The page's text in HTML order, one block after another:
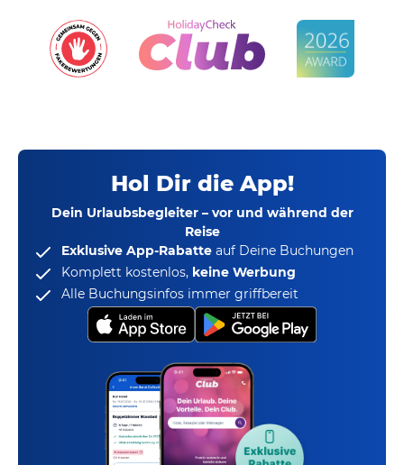
Hol Dir die App!
Dein Urlaubsbegleiter – vor und während der
Reise
Exklusive App-Rabatte auf Deine Buchungen
Komplett kostenlos, keine Werbung
Alle Buchungsinfos immer griffbereit